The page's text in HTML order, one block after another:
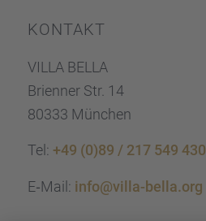
KONTAKT
VILLA BELLA
Brien­ner Str. 14
80333 München
Tel: +49 (0)89 / 217 549 430
E‑Mail: info@villa-bella.org